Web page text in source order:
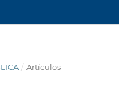
/ Artículos